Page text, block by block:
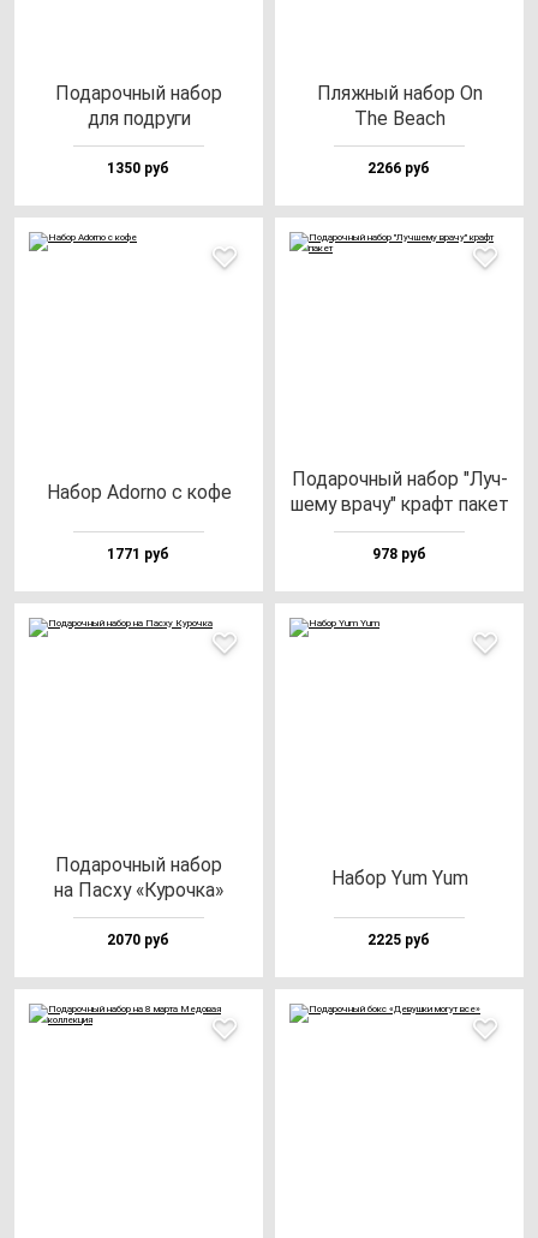
Пода­роч­ный на­бор
для под­ру­ги
1350 руб
Пляж­ный на­бор On
The Beach
2266 руб
Набор Ador­no с ко­фе
1771 руб
Пода­роч­ный на­бор "Луч­
ше­му вра­чу" крафт па­кет
978 руб
Пода­роч­ный на­бор
на Пас­ху «Куроч­ка»
2070 руб
Набор Yum Yum
2225 руб